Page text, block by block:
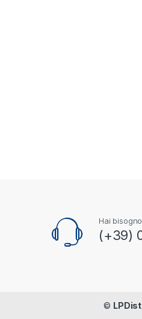
Hai
(+39)
©